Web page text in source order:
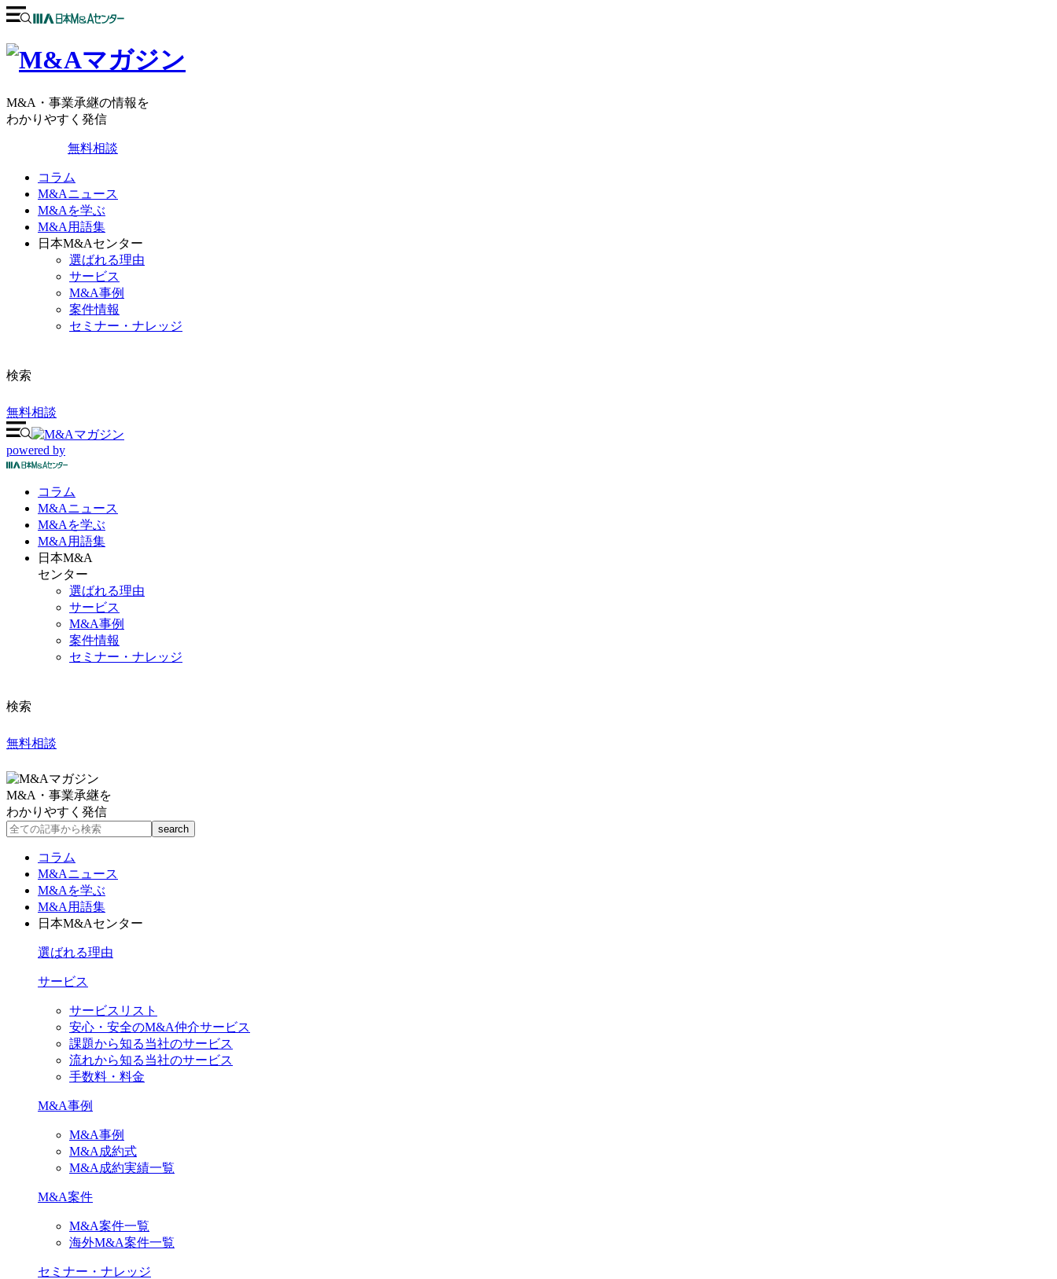
M&A・事業承継の情報を
わかりやすく発信
無料相談
コラム
M&Aニュース
M&Aを学ぶ
M&A用語集
日本M&Aセンター
選ばれる理由
サービス
M&A事例
案件情報
セミナー・ナレッジ
検索
無料相談
powered by
コラム
M&Aニュース
M&Aを学ぶ
M&A 用語集
日本M&A
センター
選ばれる理由
サービス
M&A事例
案件情報
セミナー・ナレッジ
検索
無料相談
M&A・事業承継を
わかりやすく発信
コラム
M&Aニュース
M&Aを学ぶ
M&A用語集
日本M&Aセンター
選ばれる理由
サービス
サービスリスト
安心・安全のM&A仲介サービス
課題から知る当社のサービス
流れから知る当社のサービス
手数料・料金
M&A事例
M&A事例
M&A成約式
M&A成約実績一覧
M&A案件
M&A案件一覧
海外M&A案件一覧
セミナー・ナレッジ